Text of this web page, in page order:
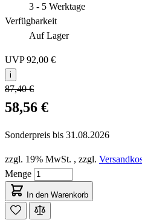
3 - 5 Werktage
Verfügbarkeit
Auf Lager
UVP92,00 €
i
87,40 €
58,56 €
Sonderpreis bis 31.08.2026
zzgl. 19% MwSt. , zzgl.
Menge
In den Warenkorb